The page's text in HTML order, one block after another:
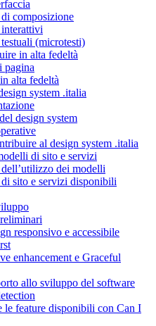
composizione
(microtesti)
in alta fedeltà
pagina
alta fedeltà
system .italia
design system
al design system .italia
di sito e servizi
dei modelli
sito e servizi disponibili
responsivo e accessibile
enhancement e Graceful
allo sviluppo del software
le feature disponibili con Can I